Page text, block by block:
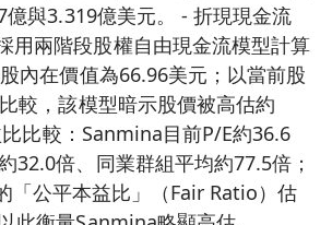
億與3.319億美元。 - 折現現金流
用兩階段股權自由現金流模型計算
內在價值為66.96美元；以當前股
較，該模型暗示股價被高估約
比較：Sanmina目前P/E約36.6
32.0倍、同業群組平均約77.5倍；
「公平本益比」（Fair Ratio）估